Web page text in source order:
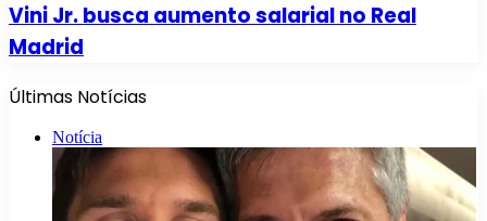
Vini Jr. busca aumento salarial no Real
Madrid
Últimas Notícias
Notícia